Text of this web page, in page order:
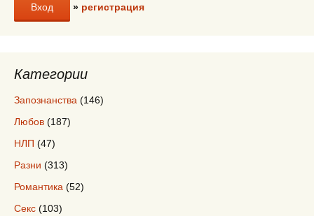
» регистрация
Категории
Запознанства (146)
Любов (187)
НЛП (47)
Разни (313)
Романтика (52)
Секс (103)